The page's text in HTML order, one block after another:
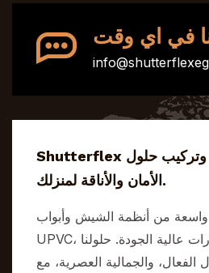
في اي وقت
Shutterflex خبراء في تصنيع وتركيب حلول
الأمان والأناقة لمنزلك.
من أنظمة الشيش وأبواب
UPVC، شيبك الألومنيوم وجرارات عالية الجودة. حلولنا
الفعال، والجمالية العصرية، مع